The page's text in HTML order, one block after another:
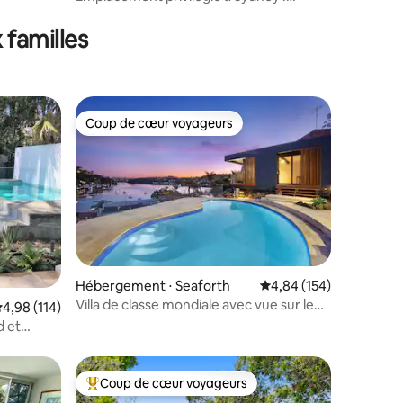
familles
: 4,78 sur 5
appréciés
moyenne sur la base de 114 commentaires : 4,98 sur 5
4,98 (114)
et
Coup de cœur voyageurs
Coup de cœur voyageurs
Hébergement ⋅ Seaforth Évaluation moyenne
4,84 (154)
Villa de classe mondiale avec vue sur le
Coups de cœur voyageurs les plus appréciés
Coup de cœur voyageurs